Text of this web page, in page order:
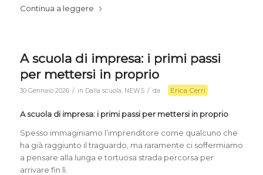
Continua a leggere
A scuola di impresa: i primi passi
per mettersi in proprio
30 Gennaio 2026 / in Dalla scuola, NEWS / da Erica Cerri
A scuola di impresa: i primi passi per mettersi in proprio
Spesso immaginiamo l’imprenditore come qualcuno che
ha già raggiunto il traguardo, ma raramente ci soffermiamo
a pensare alla lunga e tortuosa strada percorsa per
arrivare fin lì.